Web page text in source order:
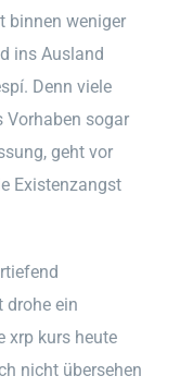
binnen weniger
ins Ausland
Denn viele
Vorhaben sogar
geht vor
Existenzangst
drohe ein
xrp kurs heute
nicht übersehen